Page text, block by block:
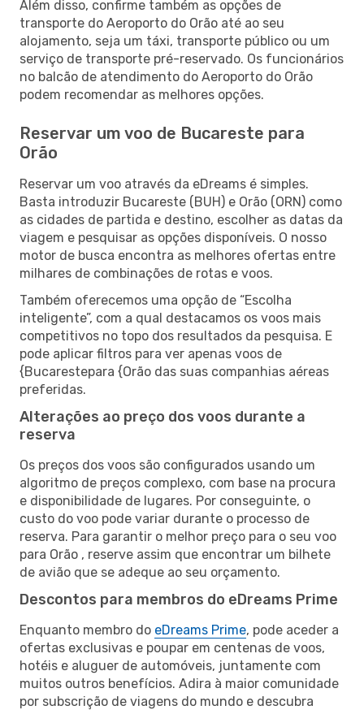
Além disso, confirme também as opções de
transporte do Aeroporto do Orão até ao seu
alojamento, seja um táxi, transporte público ou um
serviço de transporte pré-reservado. Os funcionários
no balcão de atendimento do Aeroporto do Orão
podem recomendar as melhores opções.
Reservar um voo de Bucareste para
Orão
Reservar um voo através da eDreams é simples.
Basta introduzir Bucareste (BUH) e Orão (ORN) como
as cidades de partida e destino, escolher as datas da
viagem e pesquisar as opções disponíveis. O nosso
motor de busca encontra as melhores ofertas entre
milhares de combinações de rotas e voos.
Também oferecemos uma opção de “Escolha
inteligente”, com a qual destacamos os voos mais
competitivos no topo dos resultados da pesquisa. E
pode aplicar filtros para ver apenas voos de
{Bucarestepara {Orão das suas companhias aéreas
preferidas.
Alterações ao preço dos voos durante a
reserva
Os preços dos voos são configurados usando um
algoritmo de preços complexo, com base na procura
e disponibilidade de lugares. Por conseguinte, o
custo do voo pode variar durante o processo de
reserva. Para garantir o melhor preço para o seu voo
para Orão , reserve assim que encontrar um bilhete
de avião que se adeque ao seu orçamento.
Descontos para membros do eDreams Prime
Enquanto membro do eDreams Prime, pode aceder a
ofertas exclusivas e poupar em centenas de voos,
hotéis e aluguer de automóveis, juntamente com
muitos outros benefícios. Adira à maior comunidade
por subscrição de viagens do mundo e descubra